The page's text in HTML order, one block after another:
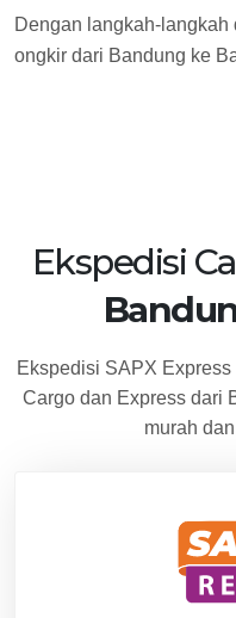
Dengan langkah-langkah
ongkir dari Bandung ke
Ekspedisi
Ekspedisi SAPX
Cargo dan Express dari
murah